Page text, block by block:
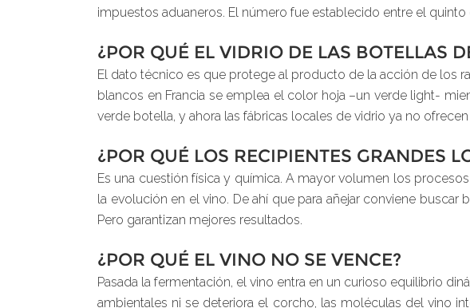
impuestos aduaneros. El número fue establecido entre el
¿POR QUÉ EL VIDRIO DE LAS BOTELLAS
El dato técnico es que protege al producto de la acción de los
blancos en Francia se emplea el color hoja –un verde light-
verde botella, y ahora las fábricas locales de vidrio ya no
¿POR QUÉ LOS RECIPIENTES GRANDES
Es una cuestión física y química. A mayor volumen los
la evolución en el vino. De ahí que para añejar conviene
Pero garantizan mejores resultados.
¿POR QUÉ EL VINO NO SE VENCE?
Pasada la fermentación, el vino entra en un curioso equilibrio
ambientales ni se deteriora el corcho, las moléculas del vino